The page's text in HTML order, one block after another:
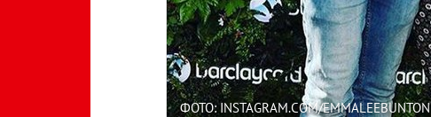
ФОТО: INSTAGRAM.COM/EMMALEEBUNTON